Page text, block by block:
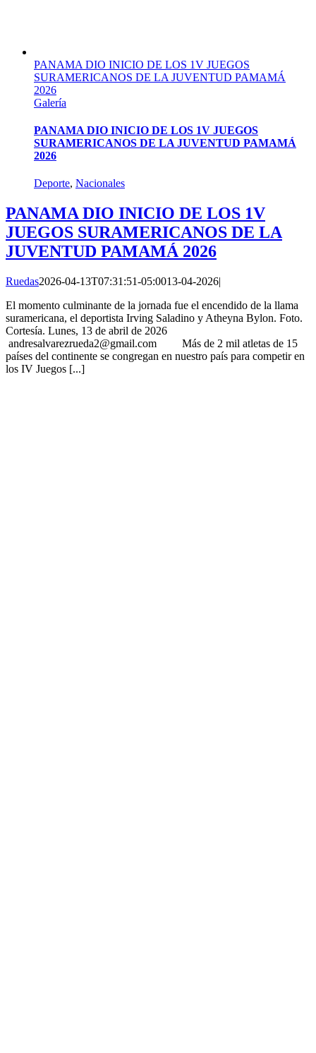
PANAMA DIO INICIO DE LOS 1V JUEGOS
SURAMERICANOS DE LA JUVENTUD PAMAMÁ
2026
Galería
PANAMA DIO INICIO DE LOS 1V JUEGOS
SURAMERICANOS DE LA JUVENTUD PAMAMÁ
2026
Deporte, Nacionales
PANAMA DIO INICIO DE LOS 1V
JUEGOS SURAMERICANOS DE LA
JUVENTUD PAMAMÁ 2026
Ruedas2026-04-13T07:31:51-05:0013-04-2026|
El momento culminante de la jornada fue el encendido de la llama
suramericana, el deportista Irving Saladino y Atheyna Bylon. Foto.
Cortesía. Lunes, 13 de abril de 2026
andresalvarezrueda2@gmail.com Más de 2 mil atletas de 15
países del continente se congregan en nuestro país para competir en
los IV Juegos [...]